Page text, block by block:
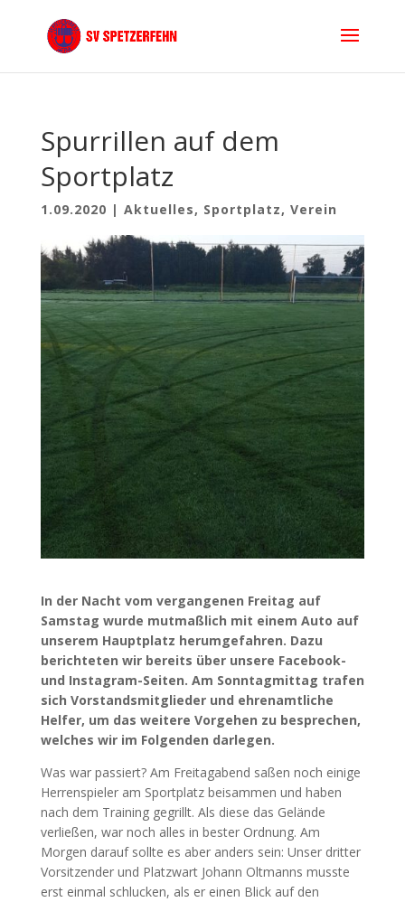
Spurrillen auf dem
Sportplatz
1.09.2020 | Aktuelles, Sportplatz, Verein
In der Nacht vom vergangenen Freitag auf
Samstag wurde mutmaßlich mit einem Auto auf
unserem Hauptplatz herumgefahren. Dazu
berichteten wir bereits über unsere Facebook-
und Instagram-Seiten. Am Sonntagmittag trafen
sich Vorstandsmitglieder und ehrenamtliche
Helfer, um das weitere Vorgehen zu besprechen,
welches wir im Folgenden darlegen.
Was war passiert? Am Freitagabend saßen noch einige
Herrenspieler am Sportplatz beisammen und haben
nach dem Training gegrillt. Als diese das Gelände
verließen, war noch alles in bester Ordnung. Am
Morgen darauf sollte es aber anders sein: Unser dritter
Vorsitzender und Platzwart Johann Oltmanns musste
erst einmal schlucken, als er einen Blick auf den